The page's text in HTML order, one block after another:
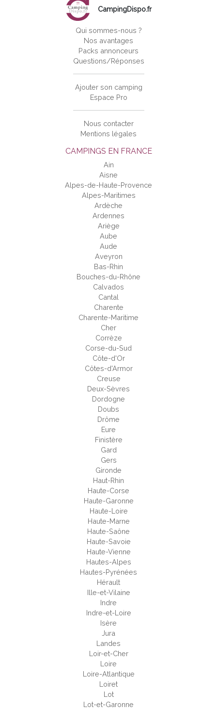
CAMPINGS EN FRANCE
Ain
Aisne
Alpes-de-Haute-Provence
Alpes-Maritimes
Ardèche
Ardennes
Ariège
Aube
Aude
Aveyron
Bas-Rhin
Bouches-du-Rhône
Calvados
Cantal
Charente
Charente-Maritime
Cher
Corrèze
Corse-du-Sud
Côte-d'Or
Côtes-d'Armor
Creuse
Deux-Sèvres
Dordogne
Doubs
Drôme
Eure
Finistère
Gard
Gers
Gironde
Haut-Rhin
Haute-Corse
Haute-Garonne
Haute-Loire
Haute-Marne
Haute-Saône
Haute-Savoie
Haute-Vienne
Hautes-Alpes
Hautes-Pyrénées
Hérault
Ille-et-Vilaine
Indre
Indre-et-Loire
Isère
Jura
Landes
Loir-et-Cher
Loire
Loire-Atlantique
Loiret
Lot
Lot-et-Garonne
CampingDispo.fr
Qui sommes-nous ?
Nos avantages
Packs annonceurs
Questions/Réponses
Ajouter son camping
Espace Pro
Nous contacter
Mentions légales